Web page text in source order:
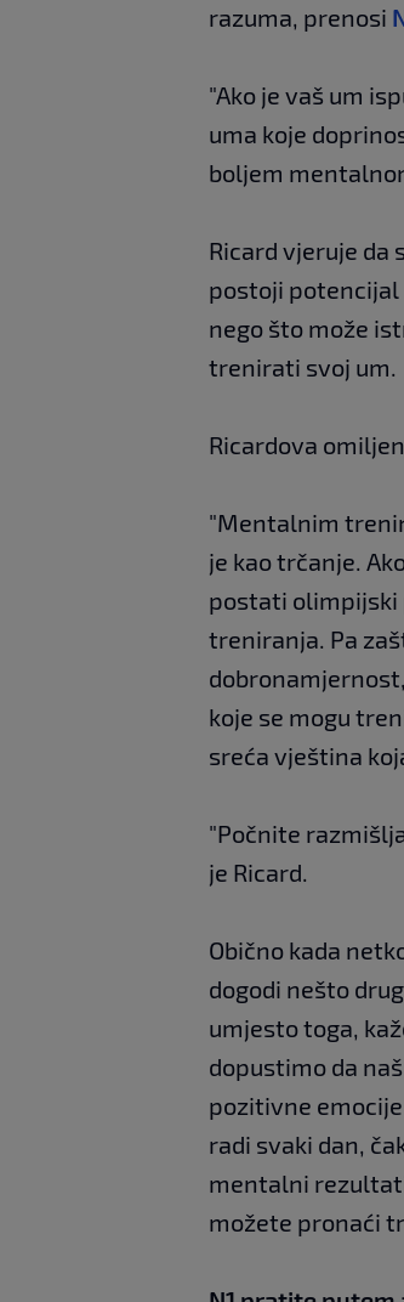
razuma, prenosi
"Ako je vaš um
uma koje
boljem
Ricard vjeruje da
postoji
nego što može
trenirati svoj um.
Ricardova
"Mentalnim
je kao trčanje.
postati olimpijski
treniranja. Pa
koje se mogu
sreća vještina
"Počnite
je Ricard.
Obično kada
dogodi nešto
umjesto toga,
dopustimo da
pozitivne
radi svaki dan,
mentalni
možete pronaći